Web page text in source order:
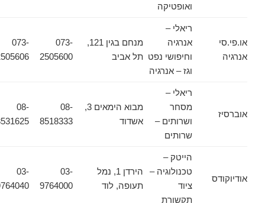
ואופטיקה
או.פי.סי
אנרגיה
ריאלי –
אנרגיה
וחיפושי נפט
וגז – אנרגיה
מנחם בגין 121,
תל אביב
073-
2505600
073-
2505606
אוברסיז
ריאלי –
מסחר
ושרותים –
שרותים
מבוא הימאים 3,
אשדוד
08-
8518333
08-
8531625
אודיוקודס
הייטק –
טכנולוגיה –
ציוד
תקשורת
הירדן 1, נמל
תעופה, לוד
03-
9764000
03-
9764040